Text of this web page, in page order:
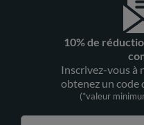
10% de
Inscrivez-vous à
obtenez un code
(*valeur